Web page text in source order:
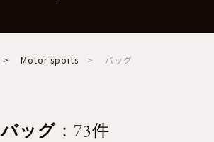
Motor sports バッグ
バッグ ：73件